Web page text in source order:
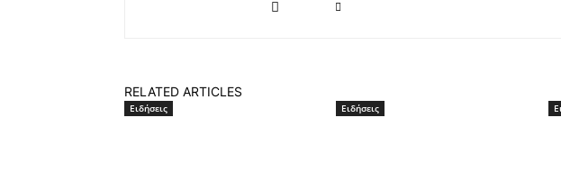
RELATED ARTICLES
Ειδήσεις Ειδήσεις